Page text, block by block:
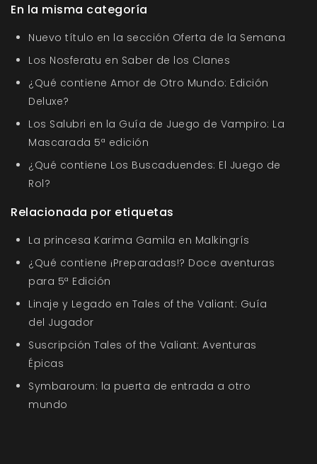
En la misma categoría
Nuevo título en la sección Oferta de la Semana
Los Nosferatu en Saber de los Clanes
¿Qué contiene Amor de Otro Mundo: Edición
Deluxe?
Los Salubri en la Guía de Juego de Vampiro: La
Mascarada 5ª edición
¿Qué contiene Los Buscaduendes: El Juego de
Rol?
Relacionada por etiquetas
La princesa Karima Gamila en Malkingrís
¿Qué contiene ¡Preparadas!? Doce aventuras
para 5ª Edición
Linaje y Legado en Tales of the Valiant: Guía
del Jugador
Suscripción Tales of the Valiant: Aventuras
Épicas
Symbaroum: la puerta de entrada a otro
mundo